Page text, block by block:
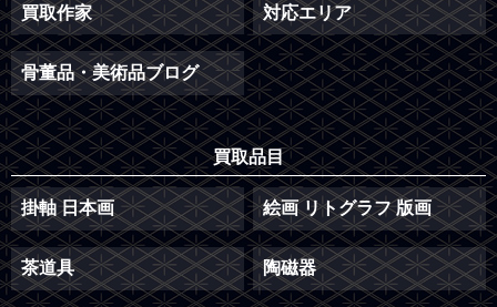
買取作家 対応エリア
骨董品・美術品ブログ
買取品目
掛軸 日本画 絵画 リトグラフ 版画
茶道具 陶磁器